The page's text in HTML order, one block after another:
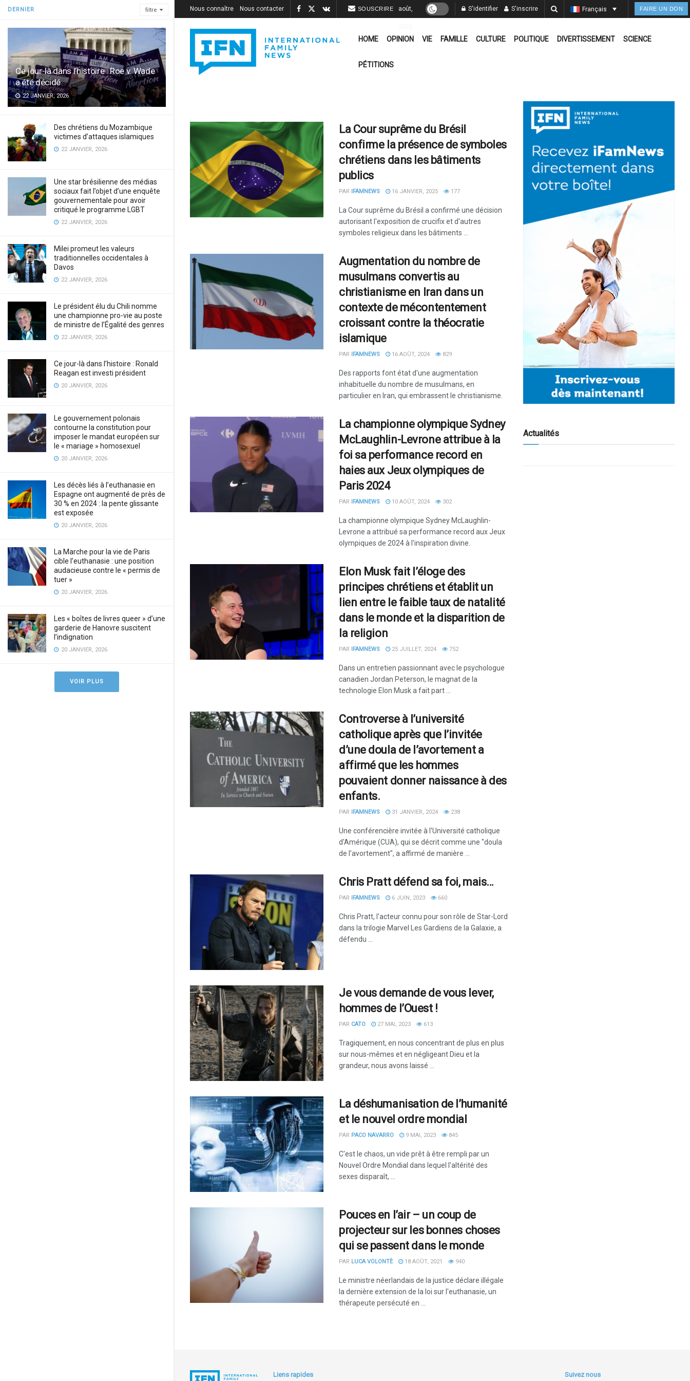
DERNIER filtre
Ce jour-là dans l’histoire : Roe v. Wade
a été décidé
22 JANVIER, 2026
Des chrétiens du Mozambique
victimes d’attaques islamiques
22 JANVIER, 2026
Une star brésilienne des médias
sociaux fait l’objet d’une enquête
gouvernementale pour avoir
critiqué le programme LGBT
22 JANVIER, 2026
Milei promeut les valeurs
traditionnelles occidentales à
Davos
22 JANVIER, 2026
Le président élu du Chili nomme
une championne pro-vie au poste
de ministre de l’Égalité des genres
22 JANVIER, 2026
Ce jour-là dans l’histoire : Ronald
Reagan est investi président
20 JANVIER, 2026
Le gouvernement polonais
contourne la constitution pour
imposer le mandat européen sur
le « mariage » homosexuel
20 JANVIER, 2026
Les décès liés à l’euthanasie en
Espagne ont augmenté de près de
30 % en 2024 : la pente glissante
est exposée
20 JANVIER, 2026
La Marche pour la vie de Paris
cible l’euthanasie : une position
audacieuse contre le « permis de
tuer »
20 JANVIER, 2026
Les « boîtes de livres queer » d’une
garderie de Hanovre suscitent
l’indignation
20 JANVIER, 2026
VOIR PLUS
Nous connaître Nous contacter SOUSCRIRE août, S'identifier S'inscrire Français FAIRE UN DON
HOME OPINION VIE FAMILLE CULTURE POLITIQUE DIVERTISSEMENT SCIENCE
PÉTITIONS
La Cour suprême du Brésil
confirme la présence de symboles
chrétiens dans les bâtiments
publics
PAR IFAMNEWS 16 JANVIER, 2025 177
La Cour suprême du Brésil a confirmé une décision
autorisant l'exposition de crucifix et d'autres
symboles religieux dans les bâtiments ...
Augmentation du nombre de
musulmans convertis au
christianisme en Iran dans un
contexte de mécontentement
croissant contre la théocratie
islamique
PAR IFAMNEWS 16 AOÛT, 2024 829
Des rapports font état d'une augmentation
inhabituelle du nombre de musulmans, en
particulier en Iran, qui embrassent le christianisme.
La championne olympique Sydney
McLaughlin-Levrone attribue à la
foi sa performance record en
haies aux Jeux olympiques de
Paris 2024
PAR IFAMNEWS 10 AOÛT, 2024 302
La championne olympique Sydney McLaughlin-
Levrone a attribué sa performance record aux Jeux
olympiques de 2024 à l'inspiration divine.
Elon Musk fait l’éloge des
principes chrétiens et établit un
lien entre le faible taux de natalité
dans le monde et la disparition de
la religion
PAR IFAMNEWS 25 JUILLET, 2024 752
Dans un entretien passionnant avec le psychologue
canadien Jordan Peterson, le magnat de la
technologie Elon Musk a fait part ...
Controverse à l’université
catholique après que l’invitée
d’une doula de l’avortement a
affirmé que les hommes
pouvaient donner naissance à des
enfants.
PAR IFAMNEWS 31 JANVIER, 2024 238
Une conférencière invitée à l'Université catholique
d'Amérique (CUA), qui se décrit comme une "doula
de l'avortement", a affirmé de manière ...
Chris Pratt défend sa foi, mais…
PAR IFAMNEWS 6 JUIN, 2023 660
Chris Pratt, l'acteur connu pour son rôle de Star-Lord
dans la trilogie Marvel Les Gardiens de la Galaxie, a
défendu ...
Je vous demande de vous lever,
hommes de l’Ouest !
PAR CATO 27 MAI, 2023 613
Tragiquement, en nous concentrant de plus en plus
sur nous-mêmes et en négligeant Dieu et la
grandeur, nous avons laissé ...
La déshumanisation de l’humanité
et le nouvel ordre mondial
PAR PACO NAVARRO 9 MAI, 2023 845
C'est le chaos, un vide prêt à être rempli par un
Nouvel Ordre Mondial dans lequel l'altérité des
sexes disparaît, ...
Pouces en l’air – un coup de
projecteur sur les bonnes choses
qui se passent dans le monde
PAR LUCA VOLONTÈ 18 AOÛT, 2021 940
Le ministre néerlandais de la justice déclare illégale
la dernière extension de la loi sur l'euthanasie, un
thérapeute persécuté en ...
Actualités
Liens rapides Suivez nous